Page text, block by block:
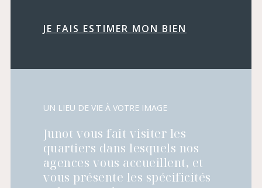
JE FAIS ESTIMER MON BIEN
UN LIEU DE VIE À VOTRE IMAGE
Junot vous fait visiter les
quartiers dans lesquels nos
agences vous accueillent, et
vous présente les spécificités